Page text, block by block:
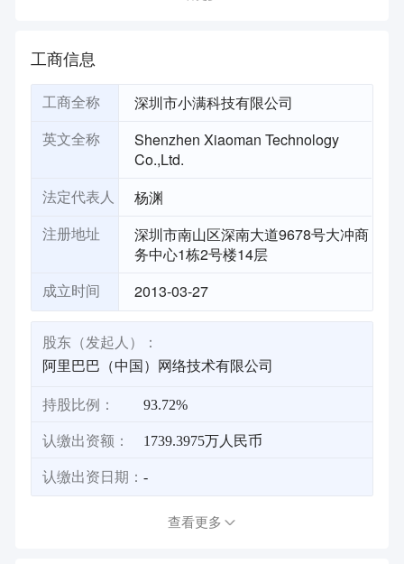
工商信息
工商全称 深圳市小满科技有限公司
英文全称
Shenzhen Xiaoman Technology
Co.,Ltd.
法定代表人 杨渊
注册地址
深圳市南山区深南大道9678号大冲商
务中心1栋2号楼14层
成立时间 2013-03-27
股东（发起人）：
阿里巴巴（中国）网络技术有限公司
持股比例： 93.72%
认缴出资额： 1739.3975万人民币
认缴出资日期： -
查看更多